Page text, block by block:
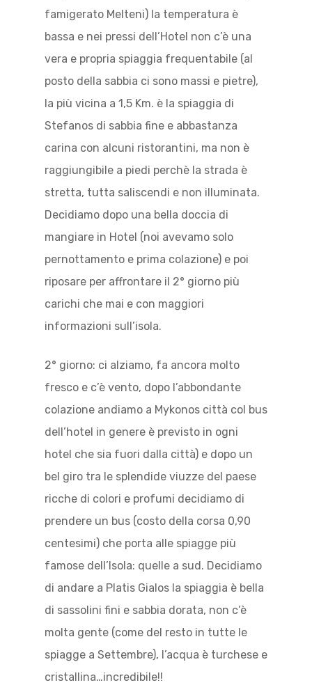
famigerato Melteni) la temperatura è
bassa e nei pressi dell’Hotel non c’è una
vera e propria spiaggia frequentabile (al
posto della sabbia ci sono massi e pietre),
la più vicina a 1,5 Km. è la spiaggia di
Stefanos di sabbia fine e abbastanza
carina con alcuni ristorantini, ma non è
raggiungibile a piedi perchè la strada è
stretta, tutta saliscendi e non illuminata.
Decidiamo dopo una bella doccia di
mangiare in Hotel (noi avevamo solo
pernottamento e prima colazione) e poi
riposare per affrontare il 2° giorno più
carichi che mai e con maggiori
informazioni sull’isola.
2° giorno: ci alziamo, fa ancora molto
fresco e c’è vento, dopo l’abbondante
colazione andiamo a Mykonos città col bus
dell’hotel in genere è previsto in ogni
hotel che sia fuori dalla città) e dopo un
bel giro tra le splendide viuzze del paese
ricche di colori e profumi decidiamo di
prendere un bus (costo della corsa 0,90
centesimi) che porta alle spiagge più
famose dell’Isola: quelle a sud. Decidiamo
di andare a Platis Gialos la spiaggia è bella
di sassolini fini e sabbia dorata, non c’è
molta gente (come del resto in tutte le
spiagge a Settembre), l’acqua è turchese e
cristallina…incredibile!!